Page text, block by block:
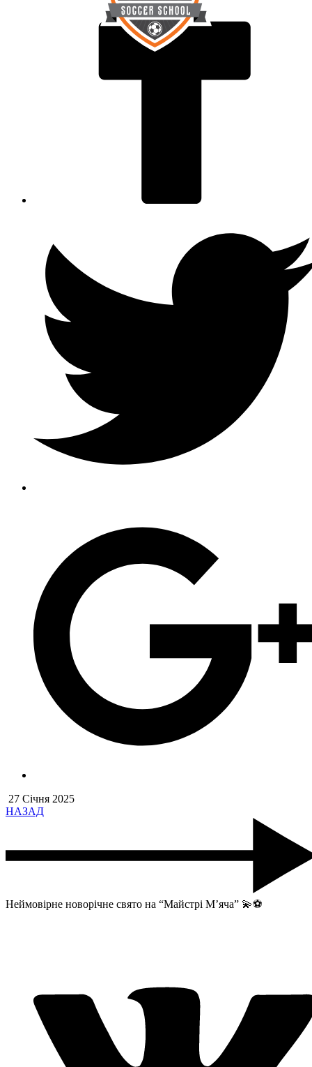
27 Січня 2025
НАЗАД
Неймовірне новорічне свято на “Майстрі М’яча” 💫⚽️